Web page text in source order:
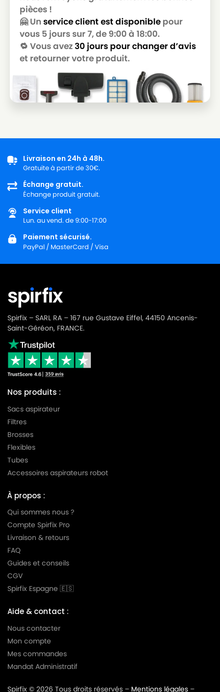
pièces !
🤗 Un service client est disponible pour
vous 5 jours sur 7, de 9:00 à 18:00.
🔁 Vous avez30 jours pour changer d’avis
et retourner votre produit.
Livraison en 24h à 48h.
Gratuite à partir de 30€.
Échange gratuit.
Échange produit gratuit.
Service client
Lun. au vend. de 9:00-17:00
Paiement sécurisé.
PayPal / MasterCard / Visa
Spirfix – SARL RA – 167 rue Gustave Eiffel, 44150 Ancenis-
Saint-Géréon, FRANCE.
Nos produits :
Sacs aspirateur
Filtres
Brosses
Flexibles
Tubes
Accessoires aspirateurs robot
À propos :
Qui sommes nous ?
Compte Spirfix Pro
Livraison & retours
FAQ
Guides et conseils
CGV
Spirfix Espagne 🇪🇸
Aide & contact :
Nous contacter
Mon compte
Mes commandes
Mandat Administratif
Spirfix © 2026 Tous droits réservés – Mentions légales –